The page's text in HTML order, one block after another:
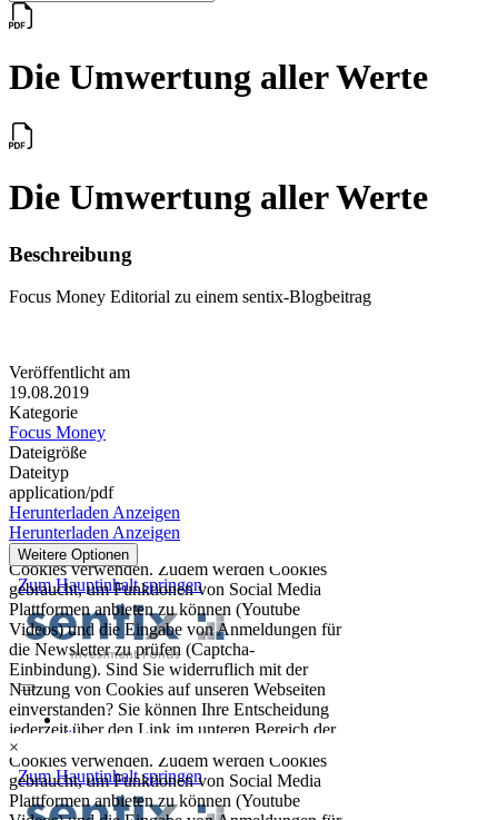
Die Umwertung aller Werte
Die Umwertung aller Werte
Beschreibung
Focus Money Editorial zu einem sentix-Blogbeitrag
Veröffentlicht am
19.08.2019
Kategorie
Focus Money
Dateigröße
Dateityp
application/pdf
Herunterladen Anzeigen
Herunterladen Anzeigen
Weitere Optionen
×